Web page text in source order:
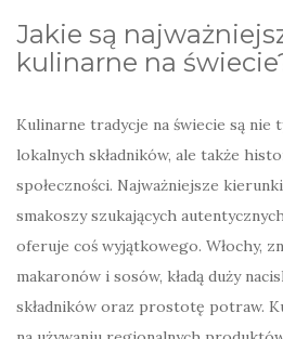
Jakie są
kulinarne na
Kulinarne tradycje na świecie są
lokalnych składników, ale także
społeczności. Najważniejsze
smakoszy szukających
oferuje coś wyjątkowego. Włochy,
makaronów i sosów, kładą duży
składników oraz prostotę potraw.